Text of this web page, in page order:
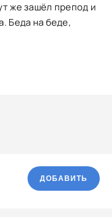
же зашёл препод и
Беда на беде,
ДОБАВИТЬ